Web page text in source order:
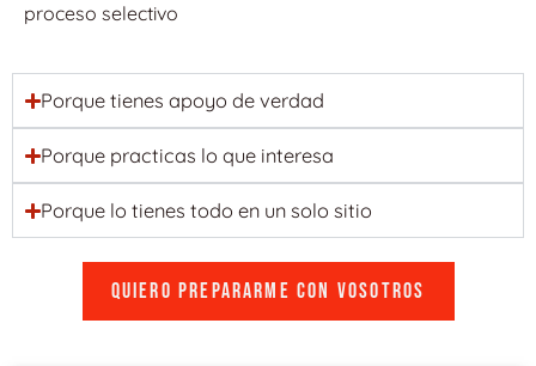
proceso selectivo
Porque tienes apoyo de verdad
Porque practicas lo que interesa
Porque lo tienes todo en un solo sitio
Quiero prepararme con vosotros